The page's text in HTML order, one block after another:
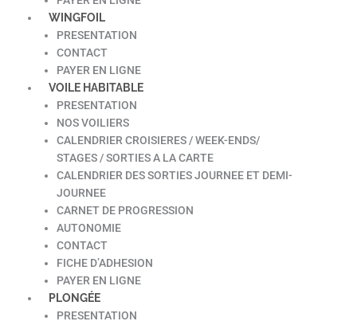
WINGFOIL
PRESENTATION
CONTACT
PAYER EN LIGNE
VOILE HABITABLE
PRESENTATION
NOS VOILIERS
CALENDRIER CROISIERES / WEEK-ENDS/
STAGES / SORTIES A LA CARTE
CALENDRIER DES SORTIES JOURNEE ET DEMI-
JOURNEE
CARNET DE PROGRESSION
AUTONOMIE
CONTACT
FICHE D’ADHESION
PAYER EN LIGNE
PLONGÉE
PRESENTATION